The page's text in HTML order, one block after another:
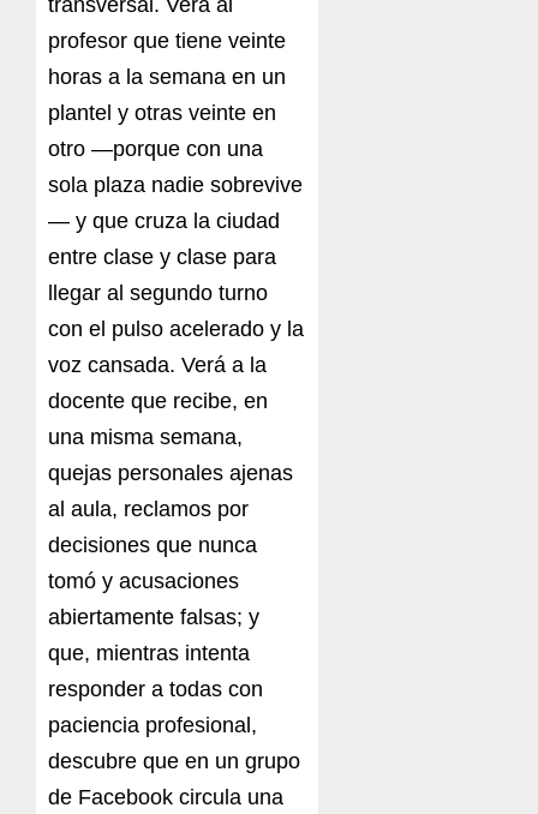
profesor que tiene veinte
horas a la semana en un
plantel y otras veinte en
otro —porque con una
sola plaza nadie sobrevive
— y que cruza la ciudad
entre clase y clase para
llegar al segundo turno
con el pulso acelerado y la
voz cansada. Verá a la
docente que recibe, en
una misma semana,
quejas personales ajenas
al aula, reclamos por
decisiones que nunca
tomó y acusaciones
abiertamente falsas; y
que, mientras intenta
responder a todas con
paciencia profesional,
descubre que en un grupo
de Facebook circula una